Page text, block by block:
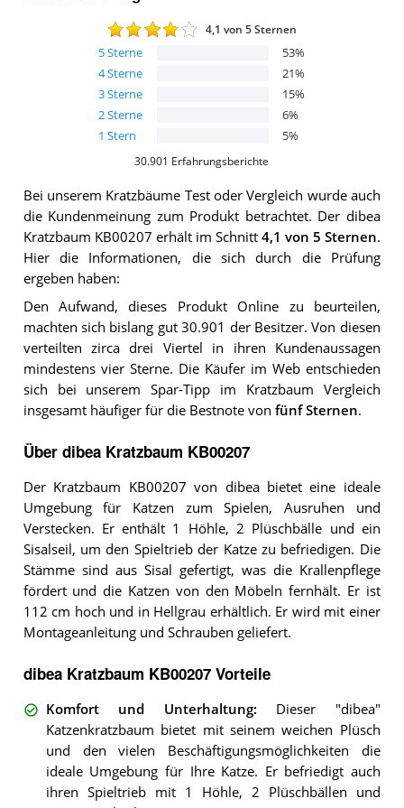
4,1 von 5 Sternen
5Sterne 53%
4Sterne 21%
3Sterne 15%
2Sterne 6%
1 Stern 5%
30.901 Erfahrungsberichte
Bei unserem Kratzbäume Test oder Vergleich wurde auch
die Kundenmeinung zum Produkt betrachtet. Der dibea
Kratzbaum KB00207 erhält im Schnitt 4,1 von 5 Sternen.
Hier die Informationen, die sich durch die Prüfung
ergeben haben:
Den Aufwand, dieses Produkt Online zu beurteilen,
machten sich bislang gut 30.901 der Besitzer. Von diesen
verteilten zirca drei Viertel in ihren Kundenaussagen
mindestens vier Sterne. Die Käufer im Web entschieden
sich bei unserem Spar-Tipp im Kratzbaum Vergleich
insgesamt häufiger für die Bestnote von fünf Sternen.
Über dibea Kratzbaum KB00207
Der Kratzbaum KB00207 von dibea bietet eine ideale
Umgebung für Katzen zum Spielen, Ausruhen und
Verstecken. Er enthält 1 Höhle, 2 Plüschbälle und ein
Sisalseil, um den Spieltrieb der Katze zu befriedigen. Die
Stämme sind aus Sisal gefertigt, was die Krallenpflege
fördert und die Katzen von den Möbeln fernhält. Er ist
112 cm hoch und in Hellgrau erhältlich. Er wird mit einer
Montageanleitung und Schrauben geliefert.
dibea Kratzbaum KB00207 Vorteile
Komfort und Unterhaltung: Dieser "dibea"
Katzenkratzbaum bietet mit seinem weichen Plüsch
und den vielen Beschäftigungsmöglichkeiten die
ideale Umgebung für Ihre Katze. Er befriedigt auch
ihren Spieltrieb mit 1 Höhle, 2 Plüschbällen und